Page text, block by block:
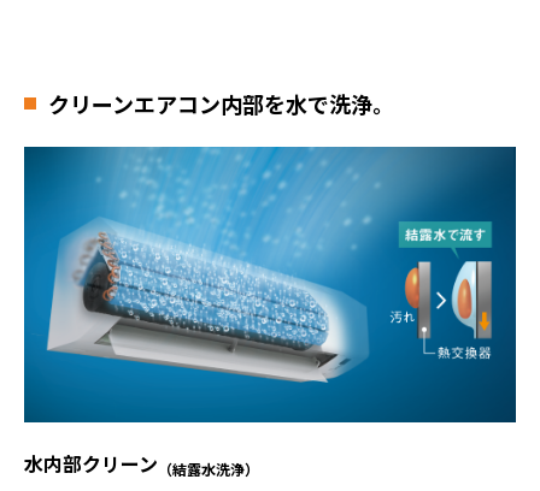
クリーンエアコン内部を水で洗浄。
水内部クリーン （結露水洗浄）